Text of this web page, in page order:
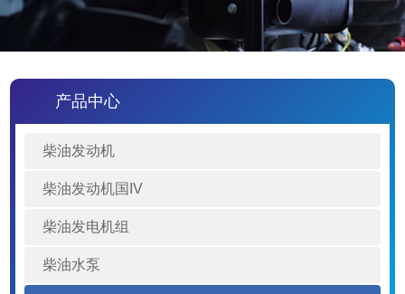
产品中心
柴油发动机
柴油发动机国IV
柴油发电机组
柴油水泵